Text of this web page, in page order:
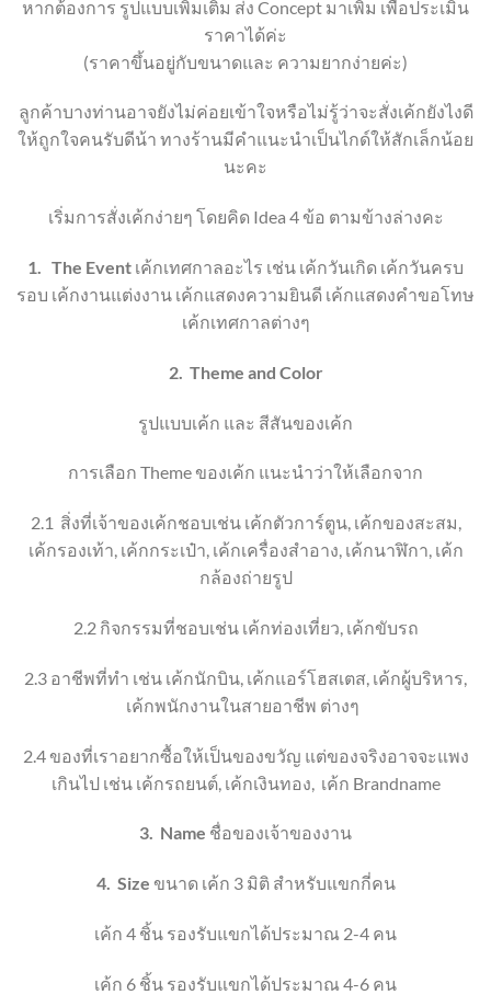
หากต้องการ รูปแบบเพิ่มเติม ส่ง Concept มาเพิ่ม เพื่อประเมิน
ราคาได้ค่ะ
(ราคาขึ้นอยู่กับขนาดและ ความยากง่ายค่ะ)
ลูกค้าบางท่านอาจยังไม่ค่อยเข้าใจหรือไม่รู้ว่าจะสั่งเค้กยังไงดี
ให้ถูกใจคนรับดีน้า ทางร้านมีคำแนะนำเป็นไกด์ให้สักเล็กน้อย
นะคะ
เริ่มการสั่งเค้กง่ายๆ โดยคิด Idea 4 ข้อ ตามข้างล่างคะ
1. The Event เค้กเทศกาลอะไร เช่น เค้กวันเกิด เค้กวันครบ
รอบ เค้กงานแต่งงาน เค้กแสดงความยินดี เค้กแสดงคำขอโทษ
เค้กเทศกาลต่างๆ
2. Theme and Color
รูปแบบเค้ก และ สีสันของเค้ก
การเลือก Theme ของเค้ก แนะนำว่าให้เลือกจาก
2.1 สิ่งที่เจ้าของเค้กชอบเช่น เค้กตัวการ์ตูน,เค้กของสะสม,
เค้กรองเท้า, เค้กกระเป๋า, เค้กเครื่องสำอาง,เค้กนาฬิกา, เค้ก
กล้องถ่ายรูป
2.2 กิจกรรมที่ชอบเช่น เค้กท่องเที่ยว, เค้กขับรถ
2.3 อาชีพที่ทำ เช่น เค้กนักบิน เค้กแอร์โฮสเตส เค้กผู้บริหาร
เค้กพนักงานในสายอาชีพ ต่างๆ
2.4 ของที่เราอยากซื้อให้เป็นของขวัญ แต่ของจริงอาจจะแพง
เกินไป เช่น เค้กรถยนต์, เค้กเงินทอง เค้ก Brandname
3. Name ชื่อของเจ้าของงาน
4. Size ขนาด เค้ก 3 มิติสำหรับแขกกี่คน
เค้ก 4 ชิ้น รองรับแขกได้ประมาณ 2-4 คน
เค้ก 6 ชิ้น รองรับแขกได้ประมาณ 4-6 คน